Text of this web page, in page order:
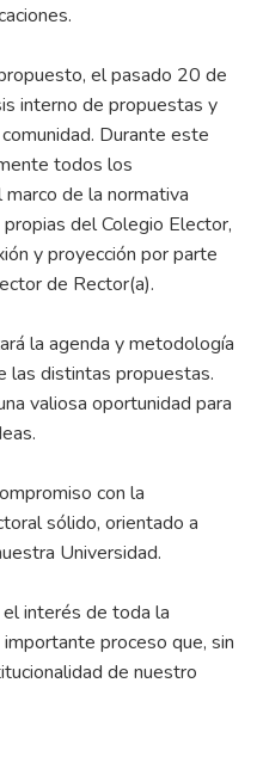
el pasado 20 de
interno de propuestas y
Durante este
todos los
de la normativa
del Colegio Elector,
y proyección por parte
de Rector(a).
la agenda y metodología
las distintas propuestas.
valiosa oportunidad para
con la
sólido, orientado a
Universidad.
interés de toda la
proceso que, sin
de nuestro